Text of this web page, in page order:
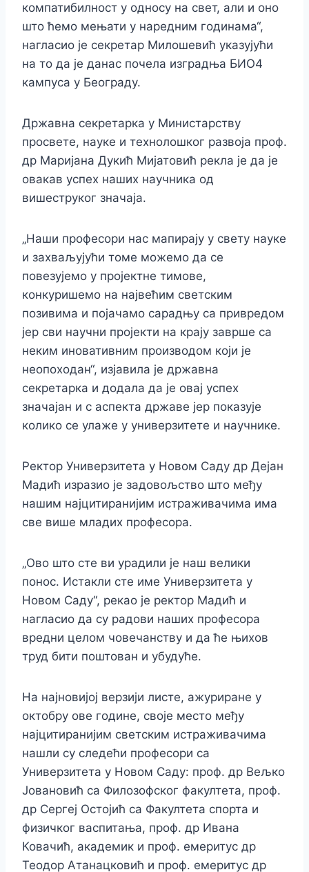
компатибилност у односу на свет, али и оно
што ћемо мењати у наредним годинама“,
нагласио је секретар Милошевић указујући
на то да је данас почела изградња БИО4
кампуса у Београду.
Државна секретарка у Министарству
просвете, науке и технолошког развоја проф.
др Маријана Дукић Мијатовић рекла је да је
овакав успех наших научника од
вишеструког значаја.
„Наши професори нас мапирају у свету науке
и захваљујући томе можемо да се
повезујемо у пројектне тимове,
конкуришемо на највећим светским
позивима и појачамо сарадњу са привредом
јер сви научни пројекти на крају заврше са
неким иновативним производом који је
неопоходан“, изјавила је државна
секретарка и додала да је овај успех
значајан и с аспекта државе јер показује
колико се улаже у универзитете и научнике.
Ректор Универзитета у Новом Саду др Дејан
Мадић изразио је задовољство што међу
нашим најцитиранијим истраживачима има
све више младих професора.
„Ово што сте ви урадили је наш велики
понос. Истакли сте име Универзитета у
Новом Саду“, рекао је ректор Мадић и
нагласио да су радови наших професора
вредни целом човечанству и да ће њихов
труд бити поштован и убудуће.
На најновијој верзији листе, ажуриране у
октобру ове године, своје место међу
најцитиранијим светским истраживачима
нашли су следећи професори са
Универзитета у Новом Саду: проф. др Вељко
Јовановић са Филозофског факултета, проф.
др Сергеј Остојић са Факултета спорта и
физичког васпитања, проф. др Ивана
Ковачић, академик и проф. емеритус др
Теодор Атанацковић и проф. емеритус др